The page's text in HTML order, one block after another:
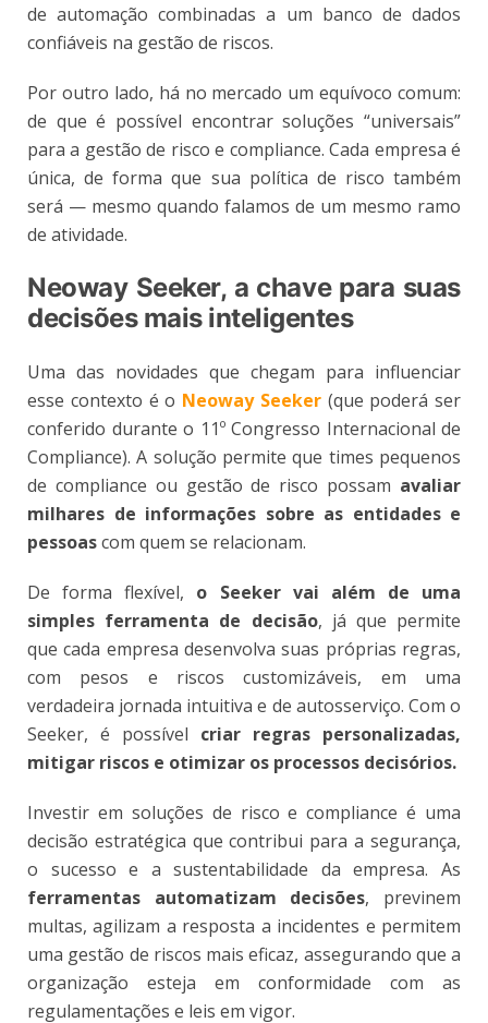
de automação combinadas a um banco de dados
confiáveis na gestão de riscos.
Por outro lado, há no mercado um equívoco comum:
de que é possível encontrar soluções “universais”
para a gestão de risco e compliance. Cada empresa é
única, de forma que sua política de risco também
será — mesmo quando falamos de um mesmo ramo
de atividade.
Neoway Seeker, a chave para suas
decisões mais inteligentes
Uma das novidades que chegam para influenciar
esse contexto é o Neoway Seeker(que poderá ser
conferido durante o 11º Congresso Internacional de
Compliance). A solução permite que times pequenos
de compliance ou gestão de risco possam avaliar
milhares de informações sobre as entidades e
pessoascom quem se relacionam.
De forma flexível, o Seeker vai além de uma
simples ferramenta de decisão, já que permite
que cada empresa desenvolva suas próprias regras,
com pesos e riscos customizáveis, em uma
verdadeira jornada intuitiva e de autosserviço. Com o
Seeker, é possível criar regras personalizadas,
mitigar riscos e otimizar os processos decisórios.
Investir em soluções de risco e compliance é uma
decisão estratégica que contribui para a segurança,
o sucesso e a sustentabilidade da empresa. As
ferramentas automatizam decisões, previnem
multas, agilizam a resposta a incidentes e permitem
uma gestão de riscos mais eficaz, assegurando que a
organização esteja em conformidade com as
regulamentações e leis em vigor.